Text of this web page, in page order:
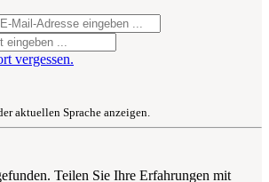
vergessen.
aktuellen Sprache anzeigen.
Teilen Sie Ihre Erfahrungen mit